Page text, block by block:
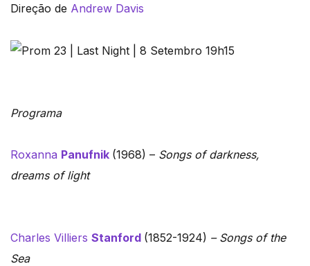
Direção de Andrew Davis
Programa
Roxanna Panufnik (1968) – Songs of darkness,
dreams of light
Charles Villiers Stanford (1852-1924) – Songs of the
Sea